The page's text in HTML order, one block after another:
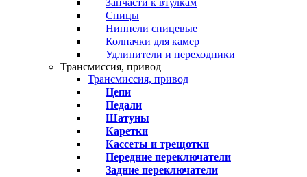
Запчасти к втулкам
Спицы
Ниппели спицевые
Колпачки для камер
Удлинители и переходники
Трансмиссия, привод
Трансмиссия, привод
Цепи
Педали
Шатуны
Каретки
Кассеты и трещотки
Передние переключатели
Задние переключатели